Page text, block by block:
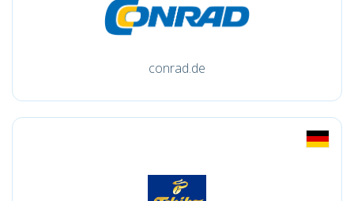
conrad.de